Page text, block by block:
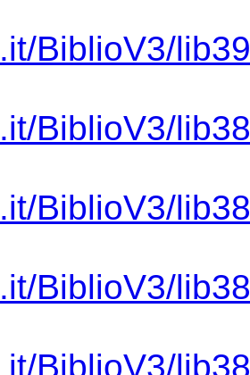
BiblioV3/
BiblioV3/
BiblioV3/
BiblioV3/
BiblioV3/